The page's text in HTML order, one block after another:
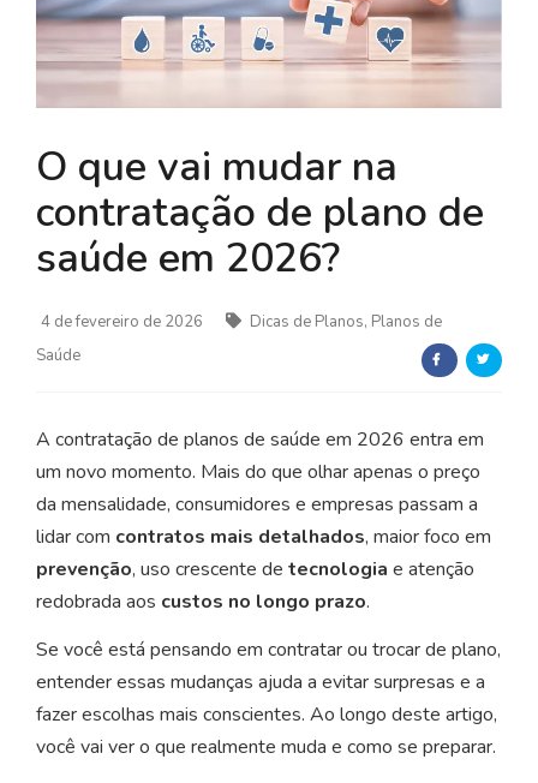
O que vai mudar na
contratação de plano de
saúde em 2026?
4 de fevereiro de 2026
Dicas de Planos, Planos de
Saúde
A contratação de planos de saúde em 2026 entra em
um novo momento. Mais do que olhar apenas o preço
da mensalidade, consumidores e empresas passam a
lidar com contratos mais detalhados, maior foco em
prevenção, uso crescente de tecnologia e atenção
redobrada aos custos no longo prazo.
Se você está pensando em contratar ou trocar de plano,
entender essas mudanças ajuda a evitar surpresas e a
fazer escolhas mais conscientes. Ao longo deste artigo,
você vai ver o que realmente muda e como se preparar.